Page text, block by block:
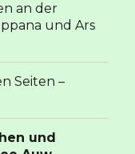
an der
und Ars
Seiten –
und